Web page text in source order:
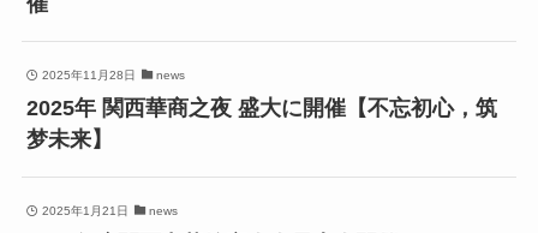
2025年11月28日 news
2025年 関西華商之夜 盛大に開催【不忘初心，筑
梦未来】
2025年1月21日 news